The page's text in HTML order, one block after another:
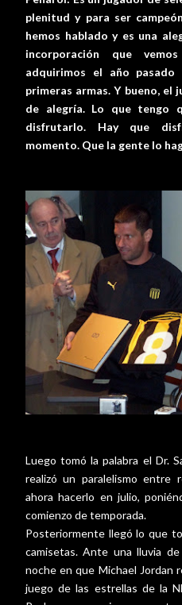
plenitud y para ser
hemos hablado y es una
incorporación que
adquirimos el año
primeras armas. Y bueno, el
de alegría. Lo que tengo
disfrutarlo. Hay que
momento. Que la gente lo
Luego tomó la palabra el Dr.
realizó un paralelismo entre
ahora hacerlo en julio,
comienzo de temporada.
Posteriormente llegó lo que
camisetas. Ante una lluvia
noche en que Michael Jordan
juego de las estrellas de la